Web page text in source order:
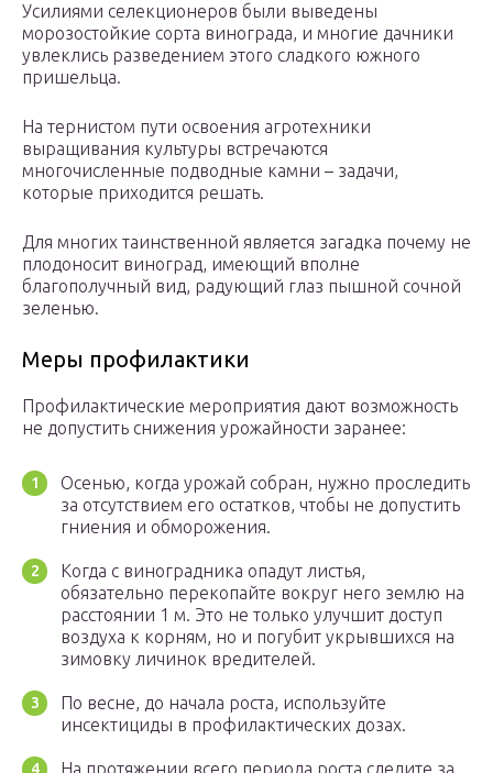
Усилиями селекционеров были выведены
морозостойкие сорта винограда, и многие дачники
увлеклись разведением этого сладкого южного
пришельца.
На тернистом пути освоения агротехники
выращивания культуры встречаются
многочисленные подводные камни – задачи,
которые приходится решать.
Для многих таинственной является загадка почему не
плодоносит виноград, имеющий вполне
благополучный вид, радующий глаз пышной сочной
зеленью.
Меры профилактики
Профилактические мероприятия дают возможность
не допустить снижения урожайности заранее:
Осенью, когда урожай собран, нужно проследить
за отсутствием его остатков, чтобы не допустить
гниения и обморожения.
Когда с виноградника опадут листья,
обязательно перекопайте вокруг него землю на
расстоянии 1 м. Это не только улучшит доступ
воздуха к корням, но и погубит укрывшихся на
зимовку личинок вредителей.
По весне, до начала роста, используйте
инсектициды в профилактических дозах.
На протяжении всего периода роста следите за